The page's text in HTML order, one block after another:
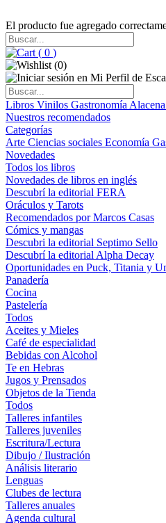
El producto fue agregado
( 0 )
(0)
Libros Vinilos Gastronomía Alacena
Nuestros recomendados
Categorías
Arte Ciencias sociales Economía
Novedades
Todos los libros
Novedades de libros en inglés
Descubrí la editorial FERA
Oráculos y Tarots
Recomendados por Marcos Casas
Cómics y mangas
Descubri la editorial Septimo Sello
Descubrí la editorial Alpha Decay
Oportunidades en Puck, Titania y
Panadería
Cocina
Pastelería
Todos
Aceites y Mieles
Café de especialidad
Bebidas con Alcohol
Te en Hebras
Jugos y Prensados
Objetos de la Tienda
Todos
Talleres infantiles
Talleres juveniles
Escritura/Lectura
Dibujo / Ilustración
Análisis literario
Lenguas
Clubes de lectura
Talleres anuales
Agenda cultural